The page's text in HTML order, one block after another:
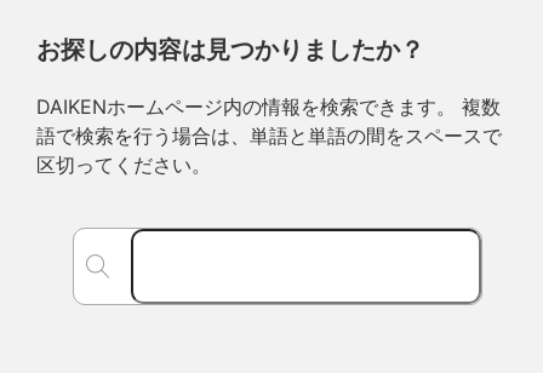
お探しの内容は見つかりましたか？
DAIKENホームページ内の情報を検索できます。 複数
語で検索を行う場合は、単語と単語の間をスペースで
区切ってください。